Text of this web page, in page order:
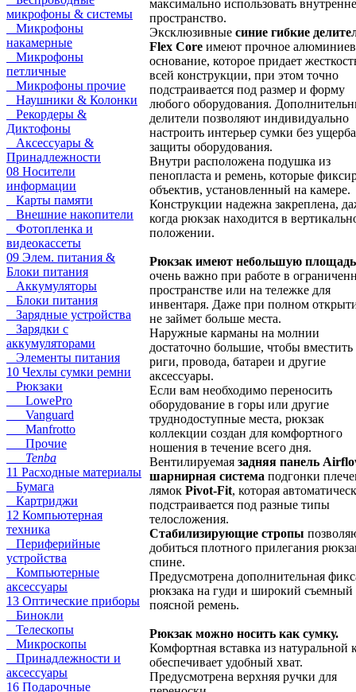
микрофоны & системы
Микрофоны
накамерные
Микрофоны
петличные
Микрофоны прочие
Наушники & Колонки
Рекордеры &
Диктофоны
Аксессуары &
Принадлежности
08 Носители
информации
Карты памяти
Внешние накопители
Фотопленка и
видеокассеты
09 Элем. питания &
Блоки питания
Аккумуляторы
Блоки питания
Зарядные устройства
Зарядки с
аккумуляторами
Элементы питания
10 Чехлы сумки ремни
Рюкзаки
LowePro
Vanguard
Manfrotto
Прочие
Tenba
11 Расходные материалы
Бумага
Картриджи
12 Компьютерная
техника
Периферийные
устройства
Компьютерные
аксессуары
13 Оптические приборы
Бинокли
Телескопы
Микроскопы
Принадлежности и
аксессуары
16 Подарочные
максимально использовать
пространство.
Эксклюзивные синие гибкие
Flex Core имеют прочное
основание, которое придает
всей конструкции, при этом точно
подстраивается под размер и форму
любого оборудования.
делители позволяют индивидуально
настроить интерьер сумки без ущерба
защиты оборудования.
Внутри расположена подушка из
пенопласта и ремень, которые
объектив, установленный на камере.
Конструкции надежна закреплена,
когда рюкзак находится в
положении.
Рюкзак имеют небольшую площадь
очень важно при работе в
пространстве или на тележке для
инвентаря. Даже при полном
не займет больше места.
Наружные карманы на молнии
достаточно большие, чтобы вместить
риги, провода, батареи и другие
аксессуары.
Если вам необходимо переносить
оборудование в горы или другие
труднодоступные места, рюкзак
коллекции создан для комфортного
ношения в течение всего дня.
Вентилируемая задняя панель
шарнирная система подгонки
лямок Pivot-Fit, которая
подстраивается под разные типы
телосложения.
Стабилизирующие стропы
добиться плотного прилегания
спине.
Предусмотрена дополнительная
рюкзака на гуди и широкий съемный
поясной ремень.
Рюкзак можно носить как сумку.
Комфортная вставка из натуральной
обеспечивает удобный хват.
Предусмотрена верхняя ручки для